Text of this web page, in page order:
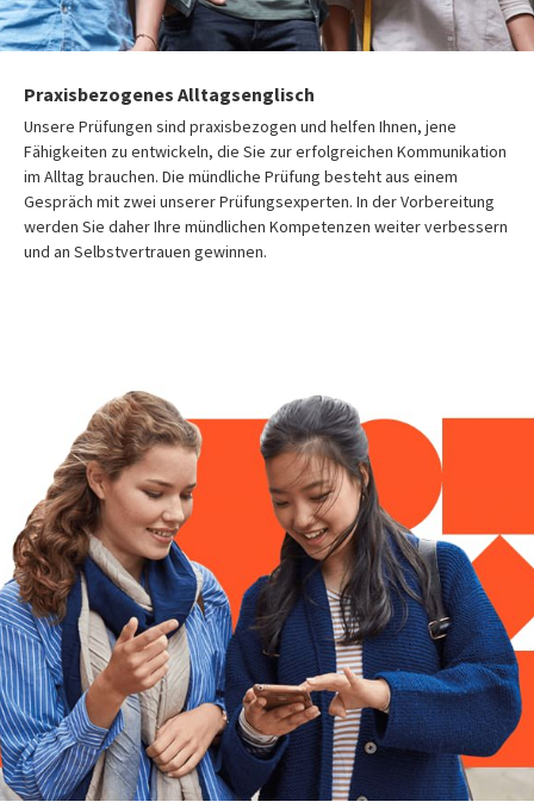
Praxisbezogenes Alltagsenglisch
Unsere Prüfungen sind praxisbezogen und helfen Ihnen, jene
Fähigkeiten zu entwickeln, die Sie zur erfolgreichen Kommunikation
im Alltag brauchen. Die mündliche Prüfung besteht aus einem
Gespräch mit zwei unserer Prüfungsexperten. In der Vorbereitung
werden Sie daher Ihre mündlichen Kompetenzen weiter verbessern
und an Selbstvertrauen gewinnen.